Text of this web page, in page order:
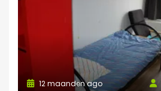
12 maanden ago